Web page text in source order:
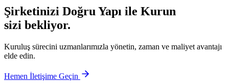
Şirketinizi Doğru Yapı ile Kurun
sizi bekliyor.
Kuruluş sürecini uzmanlarımızla yönetin, zaman ve maliyet avantajı
elde edin.
Hemen İletişime Geçin